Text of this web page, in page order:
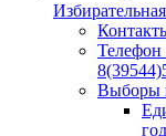
Телефон
Выборы